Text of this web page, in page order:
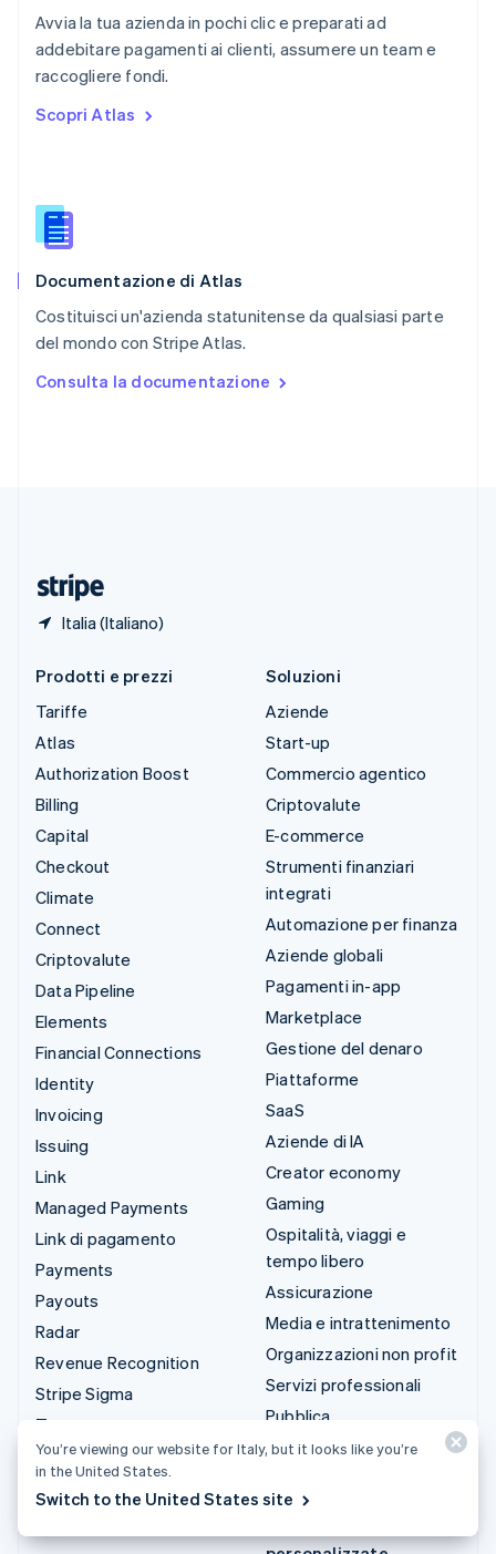
Avvia la tua azienda in pochi clic e preparati ad
addebitare pagamenti ai clienti, assumere un team e
raccogliere fondi.
Scopri Atlas
Documentazione di Atlas
Costituisci un'azienda statunitense da qualsiasi parte
del mondo con Stripe Atlas.
Consulta la documentazione
Italia (Italiano)
English简体中文
Regno Unito
English
English
English
Slovacchia
Slovenia
Spagna
Español English
English Español简体中文
Prodotti e prezzi
Tariffe
Atlas
Authorization Boost
Billing
Capital
Checkout
Climate
Connect
Criptovalute
Data Pipeline
Elements
Financial Connections
Identity
Invoicing
Issuing
Link
Managed Payments
Link di pagamento
Payments
Payouts
Radar
Revenue Recognition
Stripe Sigma
Tax
Terminal
Soluzioni
Aziende
Start-up
Commercio agentico
Criptovalute
E-commerce
Strumenti finanziari
integrati
Automazione per finanza
Aziende globali
Pagamenti in-app
Marketplace
Gestione del denaro
Piattaforme
SaaS
Aziende di IA
Creator economy
Gaming
Ospitalità, viaggi e
tempo libero
Assicurazione
Media e intrattenimento
Organizzazioni non profit
Servizi professionali
Pubblica
amministrazione
You’re viewing our website for Italy, but it looks like you’re
in the United States.
Switch to the United States site